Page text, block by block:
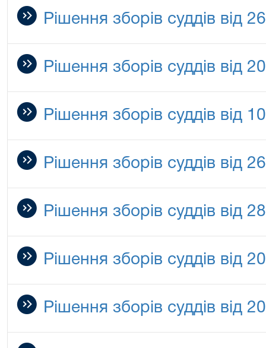
Рішення зборів суддів від
Рішення зборів суддів від
Рішення зборів суддів від
Рішення зборів суддів від
Рішення зборів суддів від
Рішення зборів суддів від
Рішення зборів суддів від